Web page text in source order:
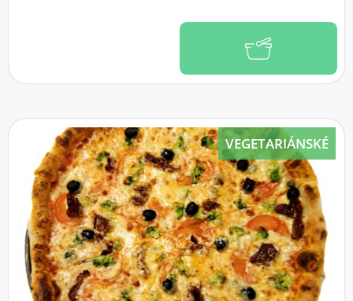
VEGETARIÁNSKÉ